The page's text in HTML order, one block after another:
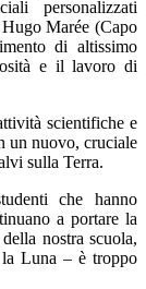
personalizzati
Marée (Capo
di altissimo
e il lavoro di
scientifiche e
un nuovo, cruciale
sulla Terra.
che hanno
a portare la
nostra scuola,
la Luna – è troppo